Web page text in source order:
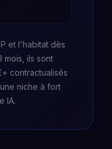
et l'habitat dès
mois, ils sont
contractualisés
niche à fort
IA.